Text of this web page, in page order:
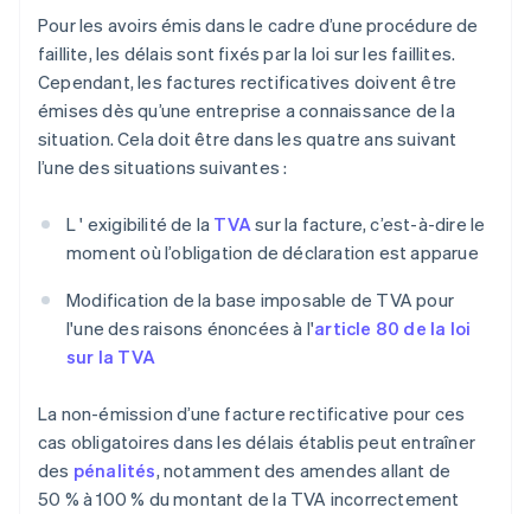
Pour les avoirs émis dans le cadre d’une procédure de
faillite, les délais sont fixés par la loi sur les faillites.
Cependant, les factures rectificatives doivent être
émises dès qu’une entreprise a connaissance de la
situation. Cela doit être dans les quatre ans suivant
l’une des situations suivantes :
L ' exigibilité de la TVAsur la facture, c’est-à-dire le
moment où l’obligation de déclaration est apparue
Modification de la base imposable de TVA pour
l'une des raisons énoncées à l'article 80 de la loi
sur la TVA
La non-émission d’une facture rectificative pour ces
cas obligatoires dans les délais établis peut entraîner
des pénalités, notamment des amendes allant de
50 % à 100 % du montant de la TVA incorrectement